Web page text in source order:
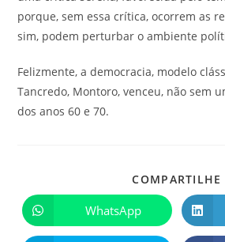
porque, sem essa crítica, ocorrem as
sim, podem perturbar o ambiente
Felizmente, a democracia, modelo
Tancredo, Montoro, venceu, não sem
dos anos 60 e 70.
COMPARTILHE
WhatsApp